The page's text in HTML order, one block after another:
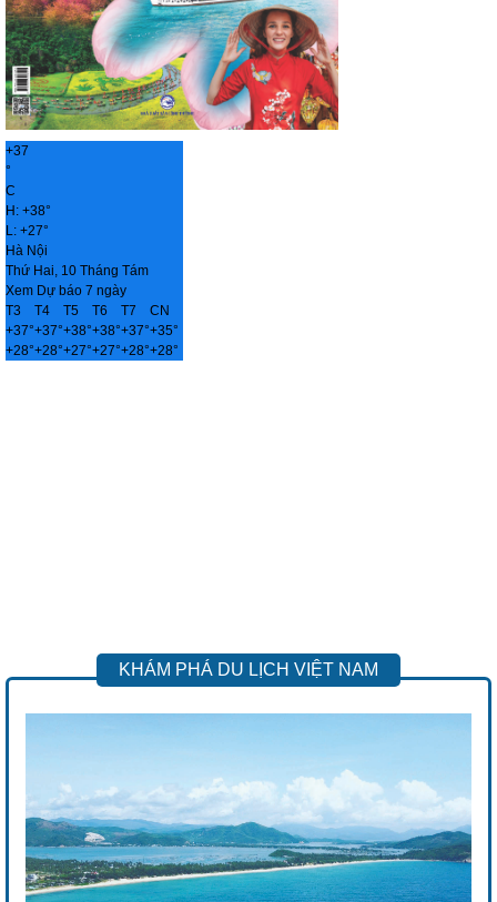
+37
°
C
H: +38°
L: +27°
Hà Nội
Thứ Hai, 10 Tháng Tám
Xem Dự báo 7 ngày
T3
T4 T5 T6 T7
CN
+37°+37°+38°+38°+37°+35°
+28°+28°+27°+27°+28°+28°
KHÁM PHÁ DU LỊCH VIỆT NAM